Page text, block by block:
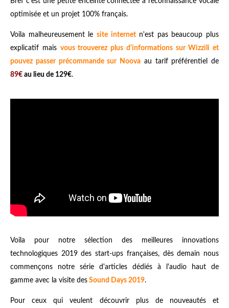
optimisée et un projet 100% français.
Voila malheureusement le site internetn'est pas beaucoup plus
explicatif mais vous trouverez plus d'informations sur Wizzili et
pouvez passer précommande sur Noova au tarif préférentiel de
89€ au lieu de 129€.
Voila pour notre sélection des meilleures innovations
technologiques 2019 des start-ups françaises, dès demain nous
commençons notre série d'articles dédiés à l'audio haut de
gamme avec la visite des Sound Days 2019.
Pour ceux qui veulent découvrir plus de nouveautés et